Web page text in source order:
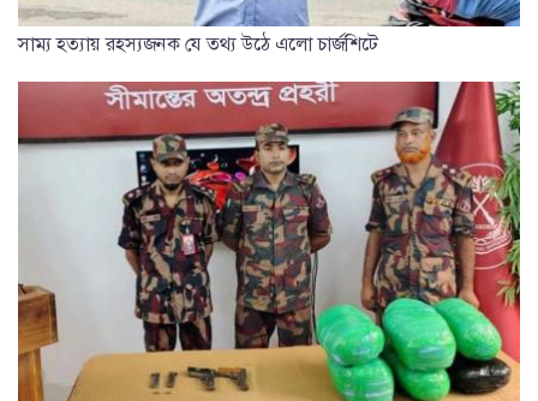
সাম্য হত্যায় রহস্যজনক যে তথ্য উঠে এলো চার্জশিটে